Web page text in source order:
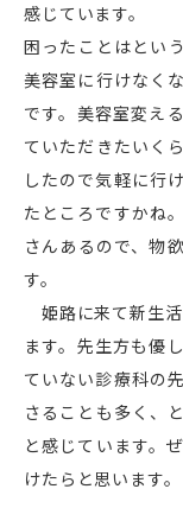
感じています。
困ったことはとい
美容室に行けなく
です。美容室変え
ていただきたいく
したので気軽に行
たところですかね
さんあるので、物
す。
姫路に来て新生
ます。先生方も優
ていない診療科の
さることも多く、
と感じています。
けたらと思います